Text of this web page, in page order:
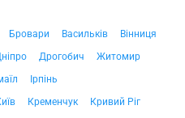
Бровари Васильків
Вінниця
Дрогобич
Житомир
Ірпінь
Кременчук
Кривий Ріг